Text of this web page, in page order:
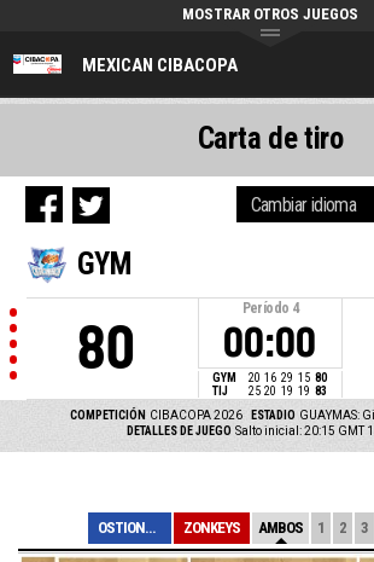
MEXICAN CIBACOPA
MOSTRAR OTROS JUEGOS
GYM
80
Período 4
00:00
GYM 20 16 29 15 80
TIJ
25 20 19 19 83
COMPETICIÓN CIBACOPA 2026 ESTADIO GUAYMAS:
DETALLES DE JUEGO Salto inicial: 20:15 GMT
Carta de tiro
OSTIONEROS ZONKEYS AMBOS 1 2 3